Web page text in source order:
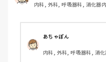
見覚えのあるお客様
｢コレ(クーポン)使えますか
内科, 外科, 呼吸器科, 消化器
あちゃぽん
内科, 外科, 呼吸器科, 消